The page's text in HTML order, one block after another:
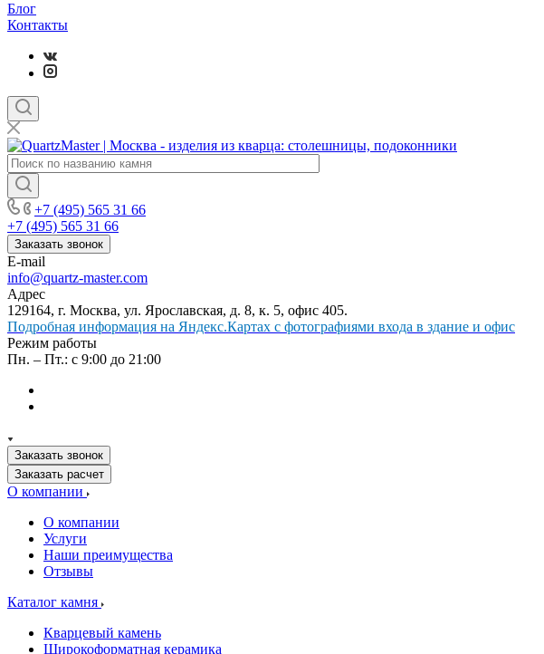
Блог
Контакты
+7 (495) 565 31 66
+7 (495) 565 31 66
Заказать звонок
E-mail
info@quartz-master.com
Адрес
129164, г. Москва, ул. Ярославская, д. 8, к. 5, офис 405.
Подробная информация на Яндекс.Картах с фотографиями входа в здание и офис
Режим работы
Пн. – Пт.: с 9:00 до 21:00
Заказать звонок
Заказать расчет
О компании
О компании
Услуги
Наши преимущества
Отзывы
Каталог камня
Кварцевый камень
Широкоформатная керамика